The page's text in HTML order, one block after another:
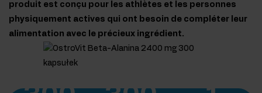
produit est conçu pour les athlètes et les personnes
physiquement actives qui ont besoin de compléter leur
alimentation avec le précieux ingrédient.